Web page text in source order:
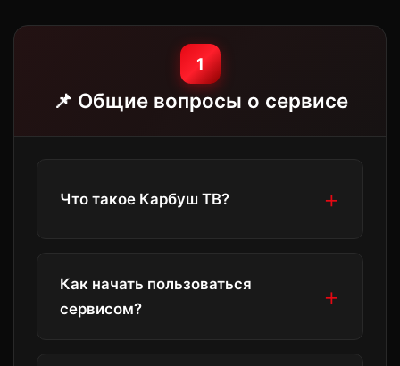
1
📌 Общие вопросы о сервисе
Что такое Карбуш ТВ?
кинотеатр с обширной библиотекой
фильмов, сериалов, мультфильмов и
Как начать пользоваться
сервисом?